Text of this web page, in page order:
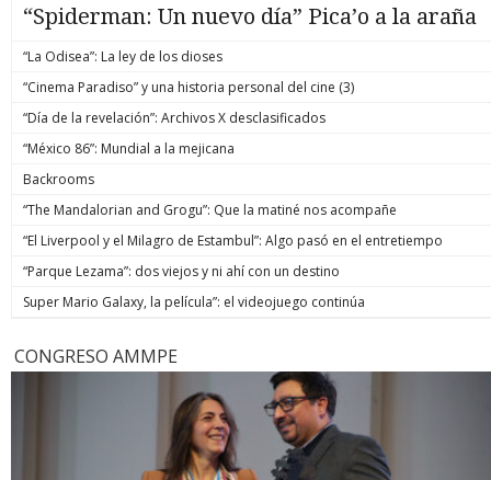
“Spiderman: Un nuevo día” Pica’o a la araña
“La Odisea”: La ley de los dioses
“Cinema Paradiso” y una historia personal del cine (3)
“Día de la revelación”: Archivos X desclasificados
“México 86”: Mundial a la mejicana
Backrooms
“The Mandalorian and Grogu”: Que la matiné nos acompañe
“El Liverpool y el Milagro de Estambul”: Algo pasó en el entretiempo
“Parque Lezama”: dos viejos y ni ahí con un destino
Super Mario Galaxy, la película”: el videojuego continúa
CONGRESO AMMPE